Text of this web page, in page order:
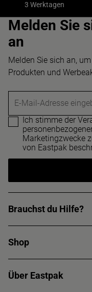
3 Werktagen
Melden Sie
an
Melden Sie sich an,
Produkten und
E-Mail-Adresse
Ich stimme der
Marketingzwecke
von Eastpak
Brauchst du Hilfe?
Shop
Über Eastpak